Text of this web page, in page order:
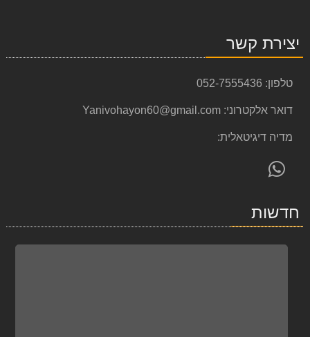
יצירת קשר
טלפון: 052-7555436
דואר אלקטרוני: Yanivohayon60@gmail.com
מדיה דיגיטאלית:
WhatsAppחדשות